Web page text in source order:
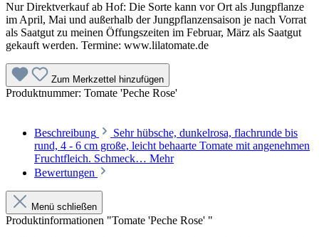
Nur Direktverkauf ab Hof: Die Sorte kann vor Ort als Jungpflanze
im April, Mai und außerhalb der Jungpflanzensaison je nach Vorrat
als Saatgut zu meinen Öffungszeiten im Februar, März als Saatgut
gekauft werden. Termine: www.lilatomate.de
Zum Merkzettel hinzufügen
Produktnummer: Tomate 'Peche Rose'
Beschreibung
Sehr hübsche, dunkelrosa, flach­runde bis
rund, 4 - 6 cm große, leicht be­haarte Tomate mit angenehmen
Fruchtfleich. Schmeck… Mehr
Bewertungen
Menü schließen
Produktinformationen "Tomate 'Peche Rose' "